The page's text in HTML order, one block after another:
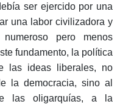
ser ejercido por una
una labor civilizadora y
pero menos
fundamento, la política
las ideas liberales, no
la democracia, sino al
las oligarquías, a la